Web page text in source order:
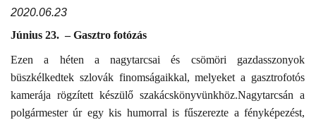
2020.06.23
Június 23. – Gasztro fotózás
Ezen a héten a nagytarcsai és csömöri gazdasszonyok
büszkélkedtek szlovák finomságaikkal, melyeket a gasztrofotós
kamerája rögzített készülő szakácskönyvünkhöz.Nagytarcsán a
polgármester úr egy kis humorral is fűszerezte a fényképezést,